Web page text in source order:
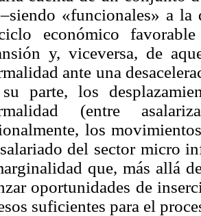
«funcionales» a
económico
y, viceversa, de
ante una
parte, los
(entre
los
del sector micro
que, más allá
oportunidades de
suficientes para el